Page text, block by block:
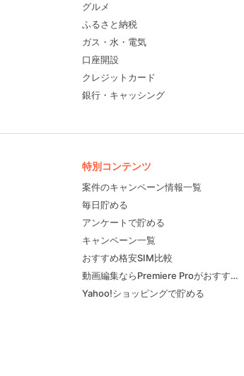
グルメ
ふるさと納税
ガス・水・電気
口座開設
クレジットカード
銀行・キャッシング
特別コンテンツ
案件のキャンペーン情報一覧
毎日貯める
アンケートで貯める
キャンペーン一覧
おすすめ格安SIM比較
動画編集ならPremiere Proがおすすめ！
Yahoo!ショッピングで貯める